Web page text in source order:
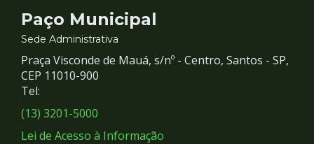
Contato
e
Redes
Sociais
Paço Municipal
Sede Administrativa
Praça Visconde de Mauá, s/nº - Centro, Santos - SP,
CEP 11010-900
Tel:
(13) 3201-5000
Lei de Acesso à Informação